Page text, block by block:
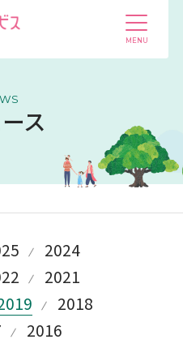
ス
2024
2021
2018
2016